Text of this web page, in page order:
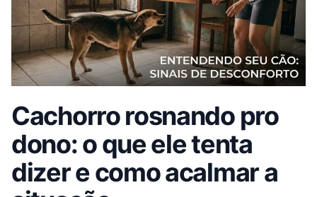
Cachorro rosnando pro
dono: o que ele tenta
dizer e como acalmar a